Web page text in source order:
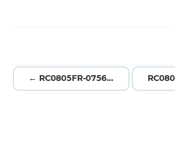
← RC0805FR-0756KL